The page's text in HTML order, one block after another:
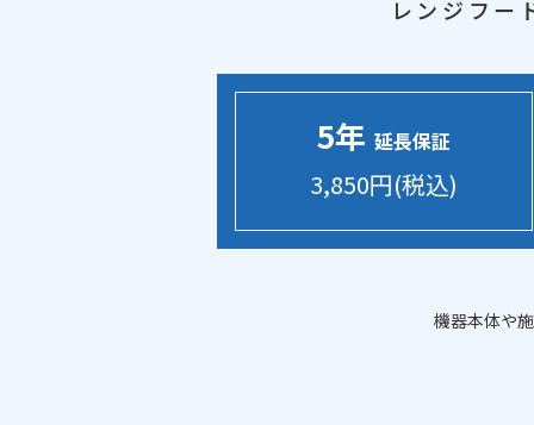
レンジフー
5年 延長保証
3,850円(税込)
機器本体や